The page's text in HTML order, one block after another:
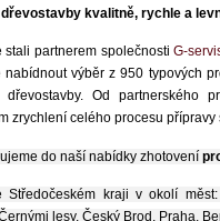
dřevostavby kvalitně, rychle a
stali partnerem společnostiG-
výběr z 950 typových
dřevostavby. Od
zrychlení celého procesu přípravy
do naší nabídky zhotovení
Středočeském kraji v okolí
lesy, Český Brod, Praha,